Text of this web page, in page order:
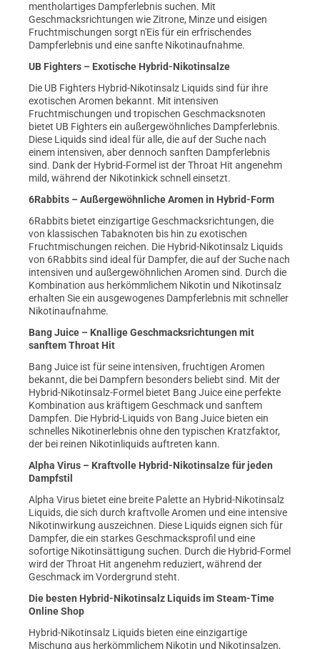
mentholartiges Dampferlebnis suchen. Mit
Geschmacksrichtungen wie Zitrone, Minze und eisigen
Fruchtmischungen sorgt n'Eis für ein erfrischendes
Dampferlebnis und eine sanfte Nikotinaufnahme.
UB Fighters – Exotische Hybrid-Nikotinsalze
Die UB Fighters Hybrid-Nikotinsalz Liquids sind für ihre
exotischen Aromen bekannt. Mit intensiven
Fruchtmischungen und tropischen Geschmacksnoten
bietet UB Fighters ein außergewöhnliches Dampferlebnis.
Diese Liquids sind ideal für alle, die auf der Suche nach
einem intensiven, aber dennoch sanften Dampferlebnis
sind. Dank der Hybrid-Formel ist der Throat Hit angenehm
mild, während der Nikotinkick schnell einsetzt.
6Rabbits – Außergewöhnliche Aromen in Hybrid-Form
6Rabbits bietet einzigartige Geschmacksrichtungen, die
von klassischen Tabaknoten bis hin zu exotischen
Fruchtmischungen reichen. Die Hybrid-Nikotinsalz Liquids
von 6Rabbits sind ideal für Dampfer, die auf der Suche nach
intensiven und außergewöhnlichen Aromen sind. Durch die
Kombination aus herkömmlichem Nikotin und Nikotinsalz
erhalten Sie ein ausgewogenes Dampferlebnis mit schneller
Nikotinaufnahme.
Bang Juice – Knallige Geschmacksrichtungen mit
sanftem Throat Hit
Bang Juice ist für seine intensiven, fruchtigen Aromen
bekannt, die bei Dampfern besonders beliebt sind. Mit der
Hybrid-Nikotinsalz-Formel bietet Bang Juice eine perfekte
Kombination aus kräftigem Geschmack und sanftem
Dampfen. Die Hybrid-Liquids von Bang Juice bieten ein
schnelles Nikotinerlebnis ohne den typischen Kratzfaktor,
der bei reinen Nikotinliquids auftreten kann.
Alpha Virus – Kraftvolle Hybrid-Nikotinsalze für jeden
Dampfstil
Alpha Virus bietet eine breite Palette an Hybrid-Nikotinsalz
Liquids, die sich durch kraftvolle Aromen und eine intensive
Nikotinwirkung auszeichnen. Diese Liquids eignen sich für
Dampfer, die ein starkes Geschmacksprofil und eine
sofortige Nikotinsättigung suchen. Durch die Hybrid-Formel
wird der Throat Hit angenehm reduziert, während der
Geschmack im Vordergrund steht.
Die besten Hybrid-Nikotinsalz Liquids im Steam-Time
Online Shop
Hybrid-Nikotinsalz Liquids bieten eine einzigartige
Mischung aus herkömmlichem Nikotin und Nikotinsalzen,